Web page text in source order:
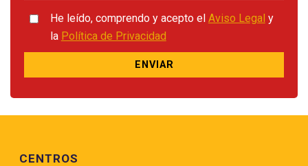
He leído, comprendo y acepto el Aviso Legal y
la Política de Privacidad
CENTROS